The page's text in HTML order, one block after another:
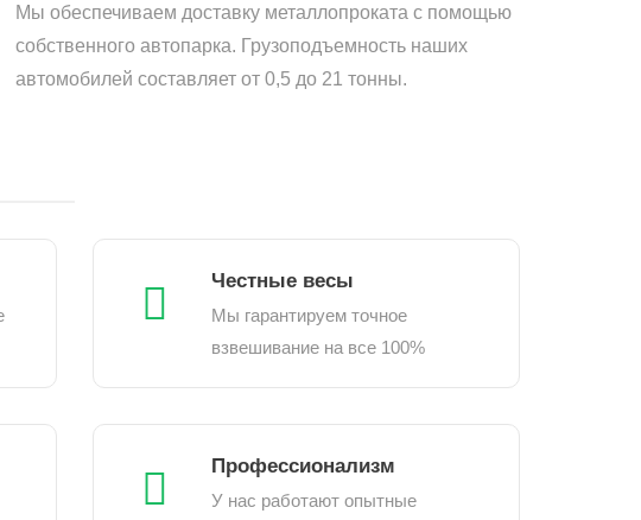
Мы обеспечиваем доставку металлопроката с помощью
собственного автопарка. Грузоподъемность наших
автомобилей составляет от 0,5 до 21 тонны.
Честные весы
Мы гарантируем точное
взвешивание на все 100%
Профессионализм
У нас работают опытные